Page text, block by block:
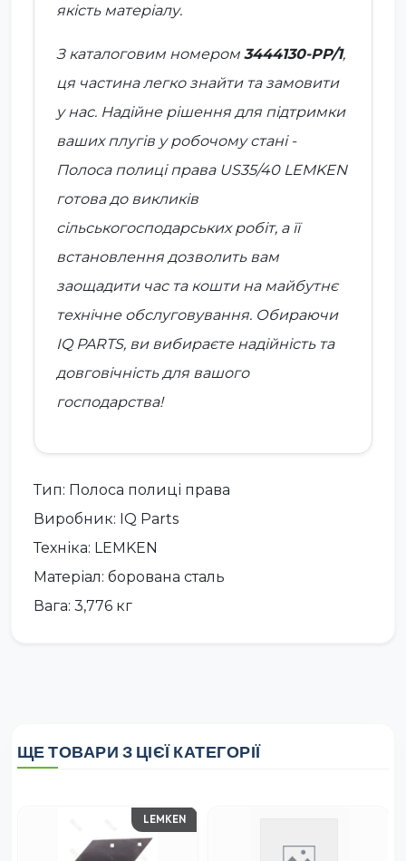
якість матеріалу.
З каталоговим номером 3444130-PP/1,
ця частина легко знайти та замовити
у нас. Надійне рішення для підтримки
ваших плугів у робочому стані -
Полоса полиці права US35/40 LEMKEN
готова до викликів
сільськогосподарських робіт, а її
встановлення дозволить вам
заощадити час та кошти на майбутнє
технічне обслуговування. Обираючи
IQ PARTS, ви вибираєте надійність та
довговічність для вашого
господарства!
Тип: Полоса полиці права
Виробник: IQ Parts
Техніка: LEMKEN
Матеріал: борована сталь
Вага: 3,776 кг
ЩЕ ТОВАРИ З ЦІЄЇ КАТЕГОРІЇ
LEMKEN